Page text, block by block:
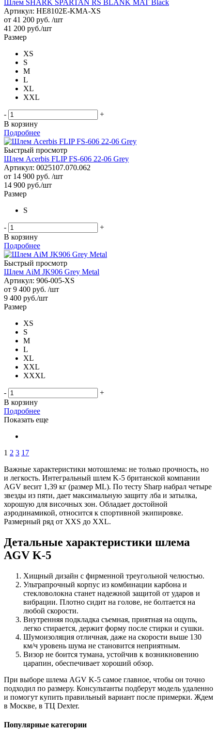
Шлем SHARK SPARTAN RS BLANK MAT Black
Артикул: HE8102E-KMA-XS
от 41 200 руб. /шт
41 200 руб./шт
Размер
XS
S
M
L
XL
XXL
-
+
В корзину
Подробнее
Быстрый просмотр
Шлем Acerbis FLIP FS-606 22-06 Grey
Артикул: 0025107.070.062
от 14 900 руб. /шт
14 900 руб./шт
Размер
S
-
+
В корзину
Подробнее
Быстрый просмотр
Шлем AiM JK906 Grey Metal
Артикул: 906-005-XS
от 9 400 руб. /шт
9 400 руб./шт
Размер
XS
S
M
L
XL
XXL
XXXL
-
+
В корзину
Подробнее
Показать еще
1 2 3 17
Важные характеристики мотошлема: не только прочность, но
и легкость. Интегральный шлем K-5 британской компании
AGV весит 1,39 кг (размер ML). По тесту Sharp набрал четыре
звезды из пяти, дает максимальную защиту лба и затылка,
хорошую для височных зон. Обладает достойной
аэродинамикой, относится к спортивной экипировке.
Размерный ряд от XXS до XXL.
Детальные характеристики шлема
AGV K-5
Хищный дизайн с фирменной треугольной челюстью.
Ультрапрочный корпус из комбинации карбона и
стекловолокна станет надежной защитой от ударов и
вибрации. Плотно сидит на голове, не болтается на
любой скорости.
Внутренняя подкладка съемная, приятная на ощупь,
легко стирается, держит форму после стирки и сушки.
Шумоизоляция отличная, даже на скорости выше 130
км/ч уровень шума не становится неприятным.
Визор не боится тумана, устойчив к возникновению
царапин, обеспечивает хороший обзор.
При выборе шлема AGV K-5 самое главное, чтобы он точно
подходил по размеру. Консультанты подберут модель удаленно
и помогут купить правильный вариант после примерки. Ждем
в Москве, в ТЦ Dexter.
Популярные категории